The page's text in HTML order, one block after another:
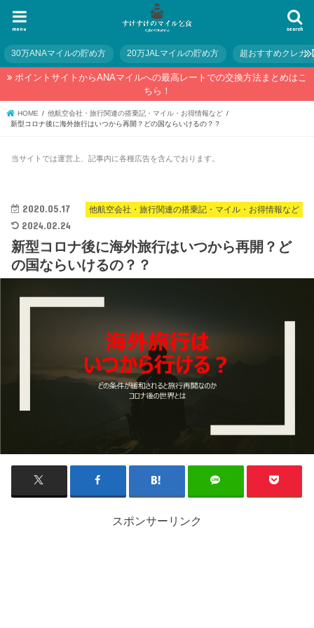
search
menu
30万ANAマイルの貯め方 20万JALマイルの貯め方 超おすすめクレカ
ポイントサイトからANAマイルへの最高レートでの交換方法まとめはこ
ちら！
HOME
他航空会社・旅行関連の搭乗記・マイル・お得情報など
新型コロナ後に海外旅行はいつから再開？どの国ならいけるの？？
当サイトでは運営上、記事内に各種広告を含んでおります。
他航空会社・旅行関連の搭乗記・マイル・お得情報など
2020.05.17
2024.02.24
新型コロナ後に海外旅行はいつから再開？ど
の国ならいけるの？？
スポンサーリンク